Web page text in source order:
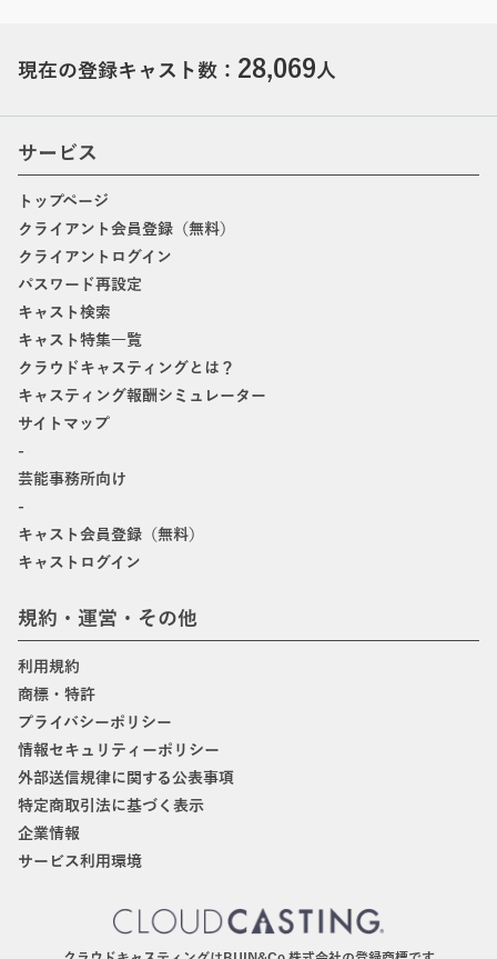
現在の登録キャスト数： 28,069人
サービス
トップページ
クライアント会員登録（無料）
クライアントログイン
パスワード再設定
キャスト検索
キャスト特集一覧
クラウドキャスティングとは？
キャスティング報酬シミュレーター
サイトマップ
-
芸能事務所向け
-
キャスト会員登録（無料）
キャストログイン
規約・運営・その他
利用規約
商標・特許
プライバシーポリシー
情報セキュリティーポリシー
外部送信規律に関する公表事項
特定商取引法に基づく表示
企業情報
サービス利用環境